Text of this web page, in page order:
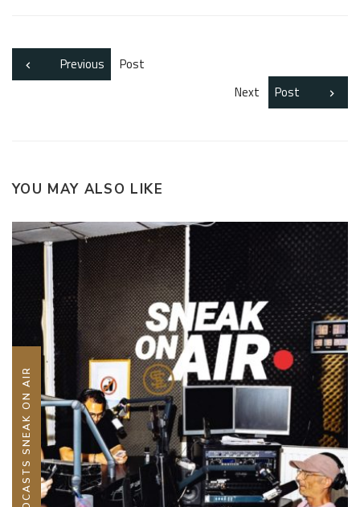
Previous
Post
Next
Post
YOU MAY ALSO LIKE
PODCASTS SNEAK ON AIR